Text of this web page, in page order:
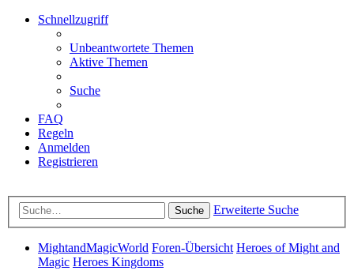
Schnellzugriff
Unbeantwortete Themen
Aktive Themen
Suche
FAQ
Regeln
Anmelden
Registrieren
Suche Erweiterte Suche
MightandMagicWorld Foren-Übersicht Heroes of Might and
Magic Heroes Kingdoms